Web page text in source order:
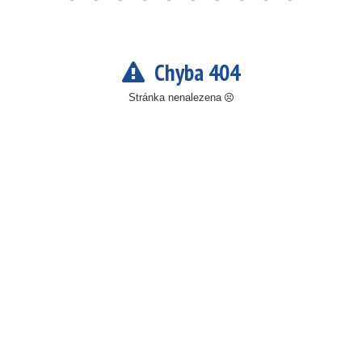
Chyba 404
Stránka nenalezena